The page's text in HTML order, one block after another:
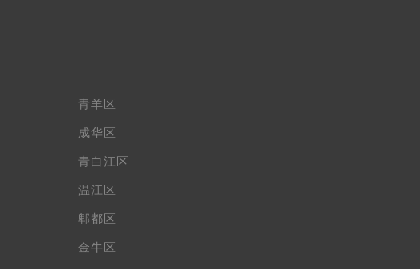
青羊区
成华区
青白江区
温江区
郫都区
金牛区